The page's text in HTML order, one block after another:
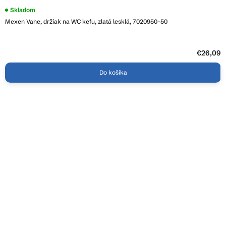
Mexen Vane, držiak na WC kefu, zlatá lesklá, 7020950-50
Skladom
€26,09
Do košíka